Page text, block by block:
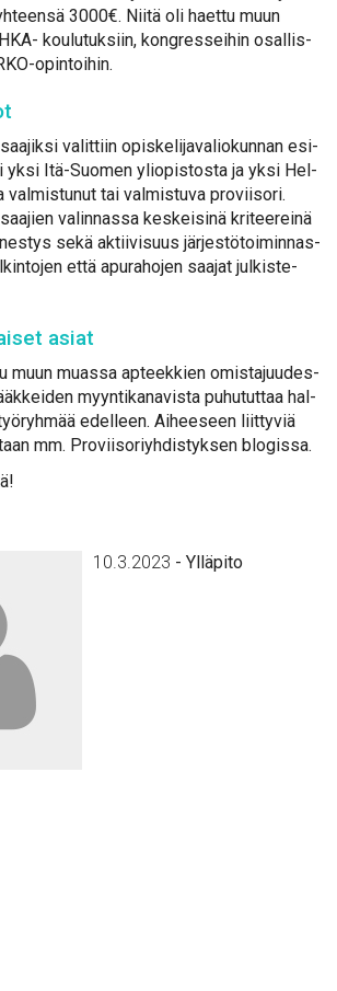
3000€. Nii­tä oli haet­tu muun
kou­lu­tuk­siin, kongres­sei­hin osal­lis­
opin­toi­hin.
va­lit­tiin opis­ke­li­ja­va­lio­kun­nan esi­
yk­si Itä-Suo­men yli­opis­tos­ta ja yk­si Hel­
tai val­mis­tu­va pro­vii­so­ri.
va­lin­nas­sa kes­kei­si­nä kri­tee­rei­nä
se­kä ak­tii­vi­suus jär­jes­tö­toi­min­nas­
et­tä apu­ra­ho­jen saa­jat jul­kis­te­
asiat
muun muas­sa ap­teek­kien omis­ta­juu­des­
myyn­ti­ka­na­vis­ta pu­hu­tut­taa hal­
edel­leen. Ai­hee­seen liit­ty­viä
mm. Pro­vii­so­riyh­dis­tyk­sen blo­gis­sa.
10.3.2023 - Ylläpito